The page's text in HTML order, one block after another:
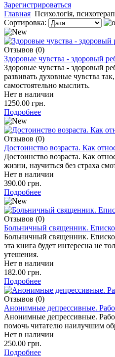
Зарегистрироваться
Главная Психологія,
Сортировка:
Отзывов (0)
Здоровые чувства - здоровый
Здоровые чувства - здоровый
развивать духовные чувства
самостоятельно мыслить.
Нет в наличии
1250.00 грн.
Подробнее
Отзывов (0)
Достоинство возраста. Как
Достоинство возраста. Как
жизни, научиться без страха
Нет в наличии
390.00 грн.
Подробнее
Отзывов (0)
Больничный священник.
Больничный священник.
эта книга будет интересна не
утешения.
Нет в наличии
182.00 грн.
Подробнее
Отзывов (0)
Анонимные депрессивные.
Анонимные депрессивные.
помочь читателю наилучшим
Нет в наличии
250.00 грн.
Подробнее